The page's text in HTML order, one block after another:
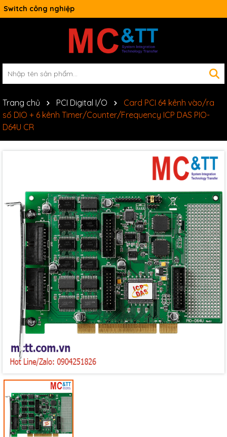
Switch công nghiệp
Trang chủ PCI Digital I/O
Card PCI 64 kênh vào/ra
số DIO + 6 kênh Timer/Counter/Frequency ICP DAS PIO-
D64U CR
Mã giảm giá:
Ngày hết hạn:
Điều kiện: